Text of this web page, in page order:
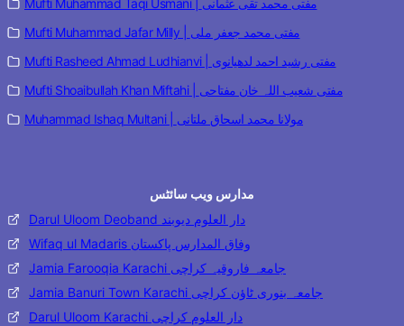
Mufti Muhammad Taqi Usmani | مفتی محمد تقی عثمانی
Mufti Muhammad Jafar Milly | مفتی محمد جعفر ملی
Mufti Rasheed Ahmad Ludhianvi | مفتی رشید احمد لدھیانوی
Mufti Shoaibullah Khan Miftahi | مفتی شعیب اللہ خان مفتاحی
Muhammad Ishaq Multani | مولانا محمد اسحاق ملتانی
مدارس ویب سائٹس
Darul Uloom Deoband دار العلوم دیوبند
Wifaq ul Madaris وفاق المدارس پاکستان
Jamia Farooqia Karachi جامعہ فاروقیہ کراچی
Jamia Banuri Town Karachi جامعہ بنوری ٹاؤن کراچی
Darul Uloom Karachi دار العلوم کراچی